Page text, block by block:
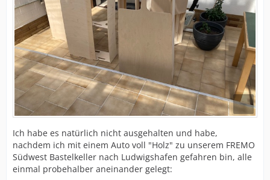
Ich habe es natürlich nicht ausgehalten und habe,
nachdem ich mit einem Auto voll "Holz" zu unserem FREMO
Südwest Bastelkeller nach Ludwigshafen gefahren bin, alle
einmal probehalber aneinander gelegt: